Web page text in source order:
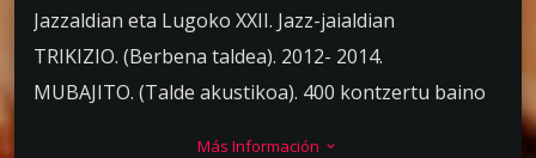
Jazzaldian eta Lugoko XXII. Jazz-jaialdian
TRIKIZIO. (Berbena taldea). 2012- 2014.
MUBAJITO. (Talde akustikoa). 400 kontzertu baino
Más Información keyboard_arrow_down